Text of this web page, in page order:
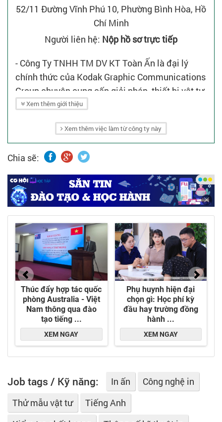
52/11 Đường Vĩnh Phú 10, Phường Bình Hòa, Hồ
Chí Minh
Người liên hệ: Nộp hồ sơ trực tiếp
- Công Ty TNHH TM DV KT Toàn Ấn là đại lý
chính thức của Kodak Graphic Communications
Group chuyên cung cấp giải pháp, thiết bị vật tư
ngành in, bao bì, chế bản điện tử, kỹ thuật số,
tập đoàn hàng đầu tại Mỹ, Châu Âu tại thị trường
Việt Nam, Lào, Cambodia...
- Công ty chúng tôi đã có bề dày hơn 20 năm
hoạt động trong lĩnh vực in ấn với nhiều dự án
lớn và khách hàng lớn trong và ngoài nước.
Xem thêm giới thiệu
Xem thêm việc làm từ công ty này
Chia sẽ:
Job tags / Kỹ năng: In ấn
Công nghệ in
Thử mẫu vật tư
Tiếng Anh